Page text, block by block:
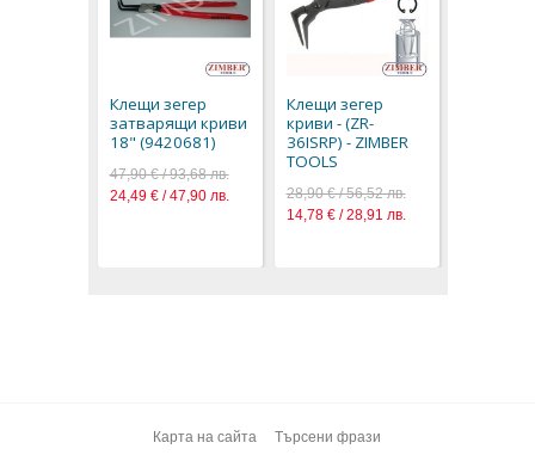
Клещи зегер
затварящи криви
18" (9420681)
47,90 € / 93,68 лв.
24,49 € / 47,90 лв.
Клещи зегер
криви - (ZR-
36ISRP) - ZIMBER
TOOLS
28,90 € / 56,52 лв.
14,78 € / 28,91 лв.
Карта на сайта Търсени фрази